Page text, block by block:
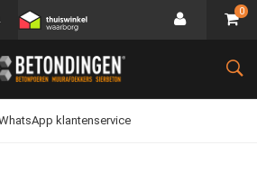
0
klantenservice